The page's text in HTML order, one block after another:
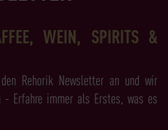
WEIN, SPIRITS &
Rehorik Newsletter an und wir
- Erfahre immer als Erstes, was es